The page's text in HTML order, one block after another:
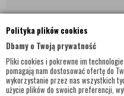
Polityka plików cookies
Dbamy o Twoją prywatność
Pliki cookies i pokrewne im
pomagają nam dostosować ofertę do
wykorzystanie przez nas wszystkich
użycie plików do swoich preferencji,
INFORMACJE KONTAKTOWE